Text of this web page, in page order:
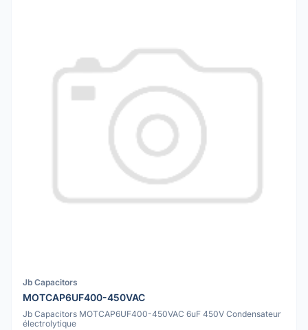
Jb Capacitors
MOTCAP6UF400-450VAC
Jb Capacitors MOTCAP6UF400-450VAC 6uF 450V Condensateur
électrolytique